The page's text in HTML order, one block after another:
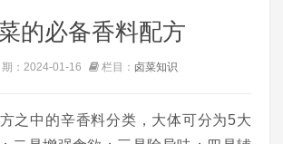
的必备香料配方
：2024-01-16 栏目： 卤菜知识
之中的辛香料分类，大体可分为5大